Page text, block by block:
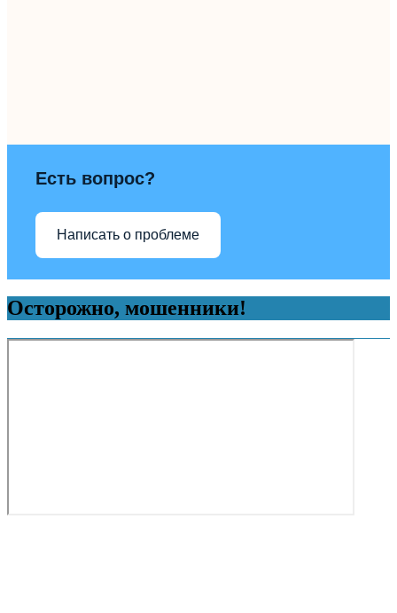
Есть вопрос?
Написать о проблеме
Осторожно, мошенники!